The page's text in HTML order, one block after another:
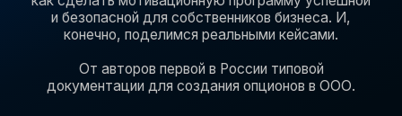
и безопасной для собственников бизнеса. И,
конечно, поделимся реальными кейсами.
От авторов первой в России типовой
документации для создания опционов в ООО.